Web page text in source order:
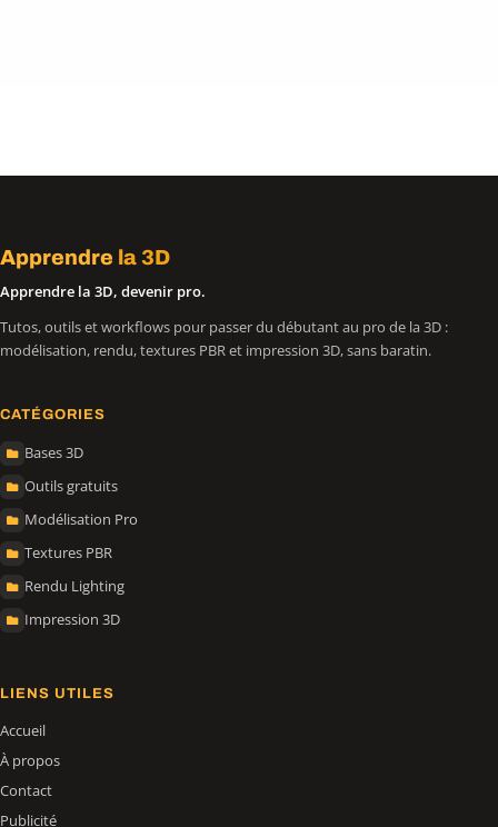
Apprendre la 3D
Apprendre la 3D, devenir pro.
Tutos, outils et workflows pour passer du débutant au pro de la 3D :
modélisation, rendu, textures PBR et impression 3D, sans baratin.
CATÉGORIES
Bases 3D
Outils gratuits
Modélisation Pro
Textures PBR
Rendu Lighting
Impression 3D
LIENS UTILES
Accueil
À propos
Contact
Publicité